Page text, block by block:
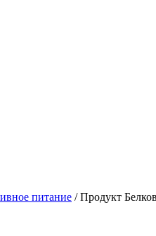
питание / Продукт